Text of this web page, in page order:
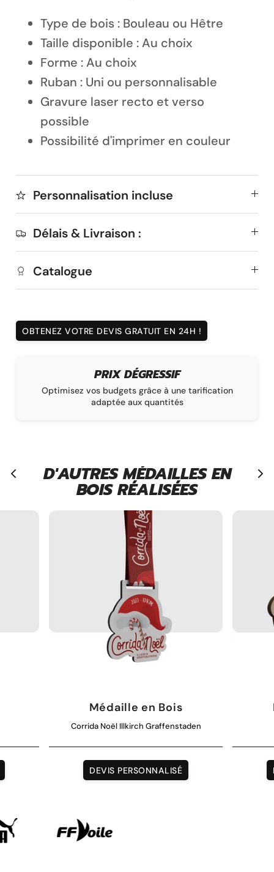
Type de bois : Bouleau ou Hêtre
Taille disponible : Au choix
Forme : Au choix
Ruban : Uni ou personnalisable
Gravure laser recto et verso
possible
Possibilité d'imprimer en couleur
Personnalisation incluse
Délais & Livraison :
Catalogue
OBTENEZ VOTRE DEVIS GRATUIT EN 24H !
grâce à une tarification
La garantie d’une livraison
D'AUTRES MÉDAILLES EN
BOIS RÉALISÉES
Médaille en Bois
Corrida Noël Illkirch Graffenstaden
DEVIS PERSONNALISÉ